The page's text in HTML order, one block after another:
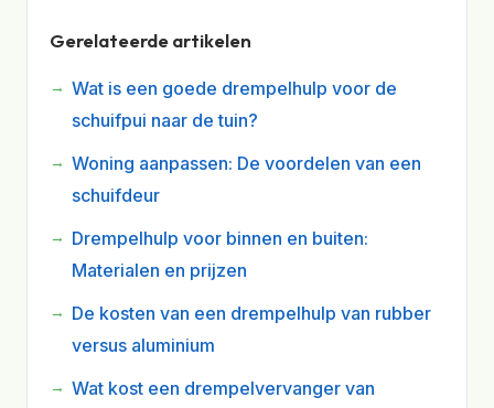
Gerelateerde artikelen
Wat is een goede drempelhulp voor de
schuifpui naar de tuin?
Woning aanpassen: De voordelen van een
schuifdeur
Drempelhulp voor binnen en buiten:
Materialen en prijzen
De kosten van een drempelhulp van rubber
versus aluminium
Wat kost een drempelvervanger van